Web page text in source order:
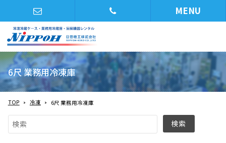
MENU
6尺 業務用冷凍庫
TOP 冷凍 6尺 業務用冷凍庫